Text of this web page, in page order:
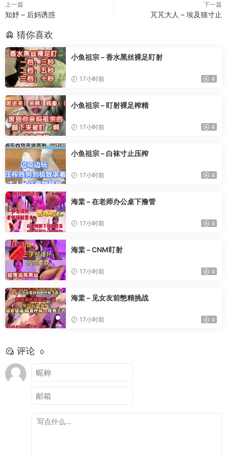
上一篇
知妤 – 后妈诱惑
下一篇
芃芃大人 – 埃及猫寸止
猜你喜欢
小鱼祖宗 – 香水黑丝裸足盯射
17小时前 4
小鱼祖宗 – 盯射裸足榨精
17小时前 4
小鱼祖宗 – 白袜寸止压榨
17小时前 4
海棠 – 在老师办公桌下撸管
17小时前 4
海棠 – CNM盯射
17小时前 4
海棠 – 见女友前憋精挑战
17小时前 4
评论 0